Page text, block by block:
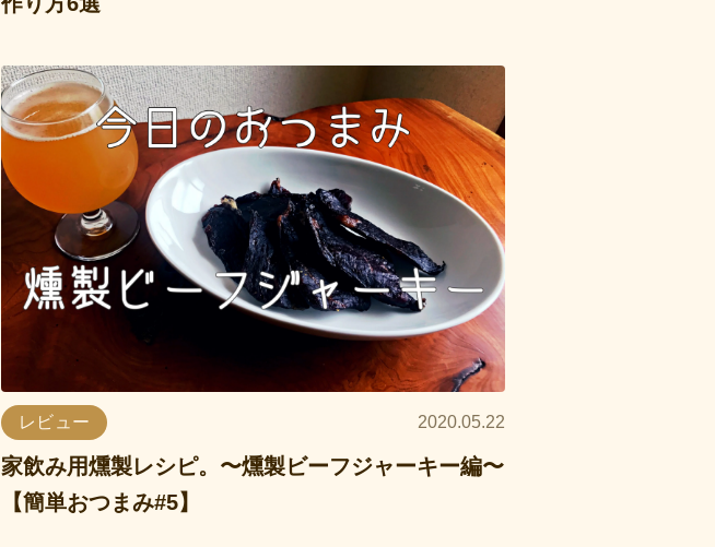
レビュー 2020.05.22
家飲み用燻製レシピ。〜燻製ビーフジャーキー編〜
【簡単おつまみ#5】